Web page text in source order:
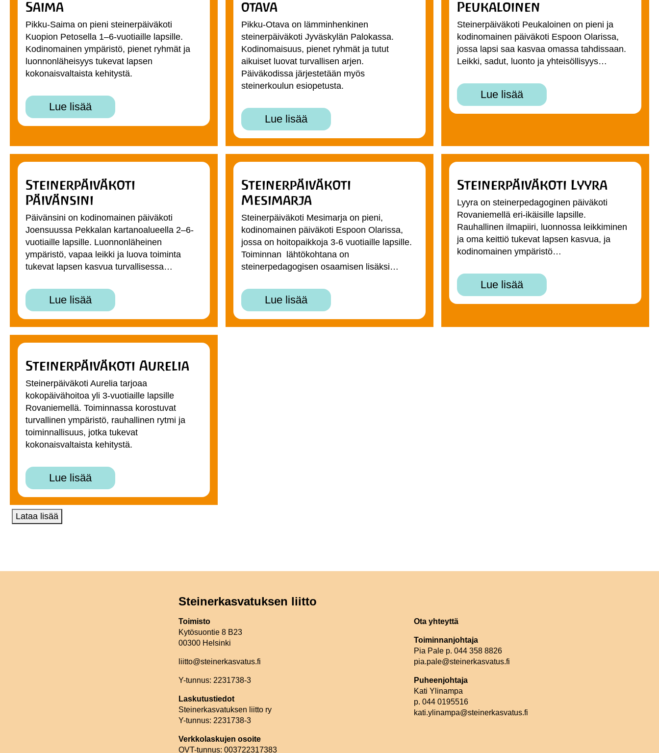
Saima
Pikku-Saima on pieni steinerpäiväkoti
Kuopion Petosella 1–6-vuotiaille lapsille.
Kodinomainen ympäristö, pienet ryhmät ja
luonnonläheisyys tukevat lapsen
kokonaisvaltaista kehitystä.
Lue lisää
otava
Pikku-Otava on lämminhenkinen
steinerpäiväkoti Jyväskylän Palokassa.
Kodinomaisuus, pienet ryhmät ja tutut
aikuiset luovat turvallisen arjen.
Päiväkodissa järjestetään myös
steinerkoulun esiopetusta.
Lue lisää
Peukaloinen
Steinerpäiväkoti Peukaloinen on pieni ja
kodinomainen päiväkoti Espoon Olarissa,
jossa lapsi saa kasvaa omassa tahdissaan.
Leikki, sadut, luonto ja yhteisöllisyys…
Lue lisää
Steinerpäiväkoti
Päivänsini
Päivänsini on kodinomainen päiväkoti
Joensuussa Pekkalan kartanoalueella 2–6-
vuotiaille lapsille. Luonnonläheinen
ympäristö, vapaa leikki ja luova toiminta
tukevat lapsen kasvua turvallisessa…
Lue lisää
Steinerpäiväkoti
Mesimarja
Steinerpäiväkoti Mesimarja on pieni,
kodinomainen päiväkoti Espoon Olarissa,
jossa on hoitopaikkoja 3-6 vuotiaille lapsille.
Toiminnan lähtökohtana on
steinerpedagogisen osaamisen lisäksi…
Lue lisää
Steinerpäiväkoti Lyyra
Lyyra on steinerpedagoginen päiväkoti
Rovaniemellä eri-ikäisille lapsille.
Rauhallinen ilmapiiri, luonnossa leikkiminen
ja oma keittiö tukevat lapsen kasvua, ja
kodinomainen ympäristö…
Lue lisää
Steinerpäiväkoti Aurelia
Steinerpäiväkoti Aurelia tarjoaa
kokopäivähoitoa yli 3-vuotiaille lapsille
Rovaniemellä. Toiminnassa korostuvat
turvallinen ympäristö, rauhallinen rytmi ja
toiminnallisuus, jotka tukevat
kokonaisvaltaista kehitystä.
Lue lisää
Lataa lisää
Steinerkasvatuksen liitto
Toimisto
Kytösuontie 8 B23
00300 Helsinki
liitto@steinerkasvatus.fi
Y-tunnus: 2231738-3
Laskutustiedot
Steinerkasvatuksen liitto ry
Y-tunnus: 2231738-3
Verkkolaskujen osoite
OVT-tunnus: 003722317383
Ota yhteyttä
Toiminnanjohtaja
Pia Pale p. 044 358 8826
pia.pale@steinerkasvatus.fi
Puheenjohtaja
Kati Ylinampa
p. 044 0195516
kati.ylinampa@steinerkasvatus.fi